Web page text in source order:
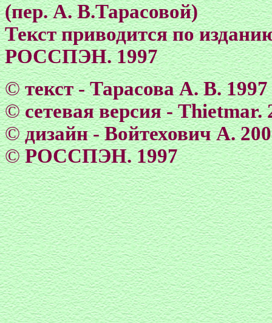
(пер. А. В.Тарасовой)
Текст приводится по
РОССПЭН. 1997
© текст - Тарасова А. В. 1997
©сетевая версия - Тhietmar.
© дизайн - Войтехович А.
© РОССПЭН. 1997